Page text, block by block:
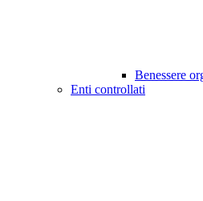
Benessere
Enti controllati